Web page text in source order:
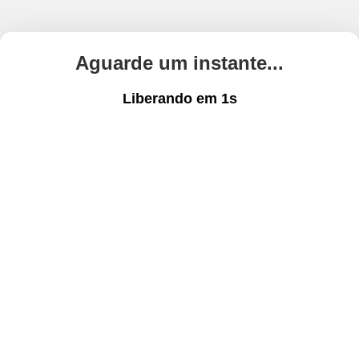
Aguarde um instante...
Liberando em 1s